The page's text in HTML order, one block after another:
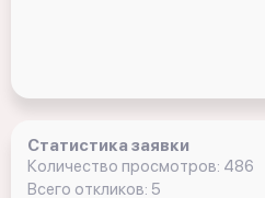
Статистика заявки
Количество просмотров: 486
Всего откликов: 5